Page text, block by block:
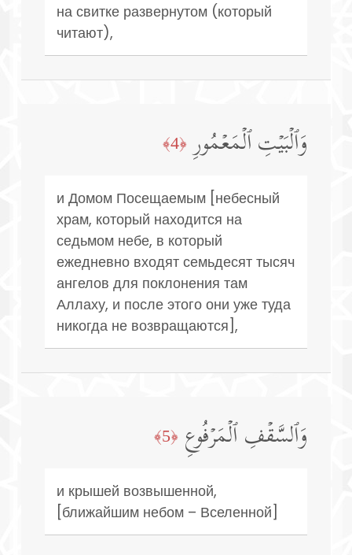
на свитке развернутом (который
читают),
وَٱلۡبَیۡتِ ٱلۡمَعۡمُورِ ﴿4﴾
и Домом Посещаемым [небесный
храм, который находится на
седьмом небе, в который
ежедневно входят семьдесят тысяч
ангелов для поклонения там
Аллаху, и после этого они уже туда
никогда не возвращаются],
وَٱلسَّقۡفِ ٱلۡمَرۡفُوعِ ﴿5﴾
и крышей возвышенной,
[ближайшим небом – Вселенной]